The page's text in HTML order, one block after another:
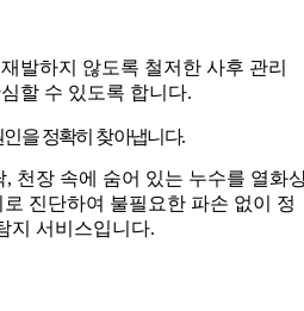
발하지 않도록 철저한 사후 관리
할 수 있도록 합니다.
인을 정확히 찾아냅니다.
천장 속에 숨어 있는 누수를 열화
진단하여 불필요한 파손 없이 정
지 서비스입니다.